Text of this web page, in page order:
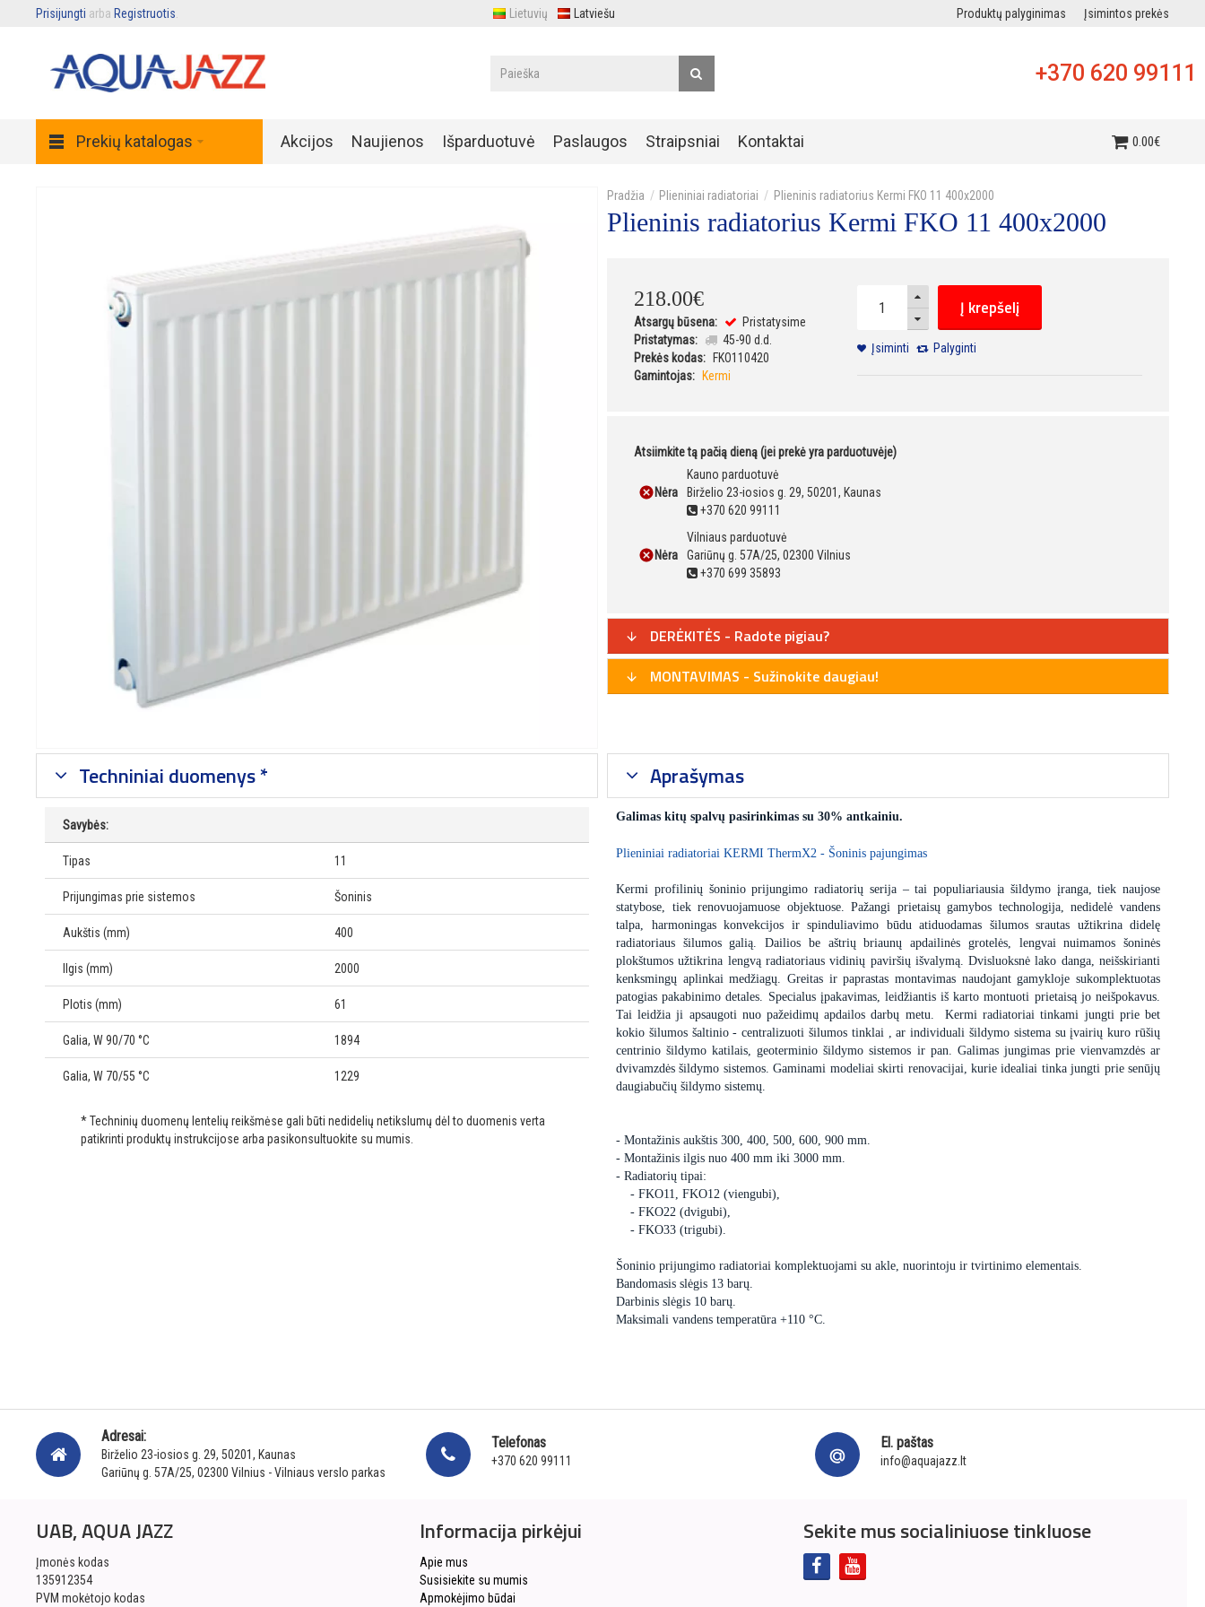
Prisijungti arba Registruotis Lietuvių Latviešu Produktų palyginimas Įsimintos prekės
+370 620 99111
Prekių katalogas Akcijos Naujienos Išparduotuvė Paslaugos Straipsniai Kontaktai 0.00€
Plieniniai radiatoriai Plieninis radiatorius Kermi FKO 11 400x2000
Plieninis radiatorius Kermi FKO 11 400x2000
218.00€
Atsargų būsena:
Pristatysime
Pristatymas:
45-90 d.d.
Prekės kodas:
FKO110420
Gamintojas:
Kermi
Į krepšelį
Įsiminti Palyginti
Atsiimkite tą pačią dieną (jei prekė yra parduotuvėje)
Nėra
Kauno parduotuvė
Birželio 23-iosios g. 29, 50201, Kaunas
+370 620 99111
Nėra
Vilniaus parduotuvė
Gariūnų g. 57A/25, 02300 Vilnius
+370 699 35893
DERĖKITĖS - Radote pigiau?
MONTAVIMAS - Sužinokite daugiau!
Techniniai duomenys *
Savybės:
Tipas 11
Prijungimas prie sistemos Šoninis
Aukštis (mm) 400
Ilgis (mm) 2000
Plotis (mm) 61
Galia, W 90/70 °C 1894
Galia, W 70/55 °C 1229
* Techninių duomenų lentelių reikšmėse gali būti nedidelių netikslumų dėl to duomenis verta
patikrinti produktų instrukcijose arba pasikonsultuokite su mumis.
Aprašymas
Galimas kitų spalvų pasirinkimas su 30% antkainiu.
Plieniniai radiatoriai KERMI ThermX2 - Šoninis pajungimas
Kermi profilinių šoninio prijungimo radiatorių serija – tai populiariausia šildymo įranga, tiek naujose
statybose, tiek renovuojamuose objektuose. Pažangi prietaisų gamybos technologija, nedidelė vandens
talpa, harmoningas konvekcijos ir spinduliavimo būdu atiduodamas šilumos srautas užtikrina didelę
radiatoriaus šilumos galią. Dailios be aštrių briaunų apdailinės grotelės, lengvai nuimamos šoninės
plokštumos užtikrina lengvą radiatoriaus vidinių paviršių išvalymą. Dvisluoksnė lako danga, neišskirianti
kenksmingų aplinkai medžiagų. Greitas ir paprastas montavimas naudojant gamykloje sukomplektuotas
patogias pakabinimo detales. Specialus įpakavimas, leidžiantis iš karto montuoti prietaisą jo neišpokavus.
Tai leidžia ji apsaugoti nuo pažeidimų apdailos darbų metu. Kermi radiatoriai tinkami jungti prie bet
kokio šilumos šaltinio - centralizuoti šilumos tinklai , ar individuali šildymo sistema su įvairių kuro rūšių
centrinio šildymo katilais, geoterminio šildymo sistemos ir pan. Galimas jungimas prie vienvamzdės ar
dvivamzdės šildymo sistemos. Gaminami modeliai skirti renovacijai, kurie idealiai tinka jungti prie senūjų
daugiabučių šildymo sistemų.
- Montažinis aukštis 300, 400, 500, 600, 900 mm.
- Montažinis ilgis nuo 400 mm iki 3000 mm.
- Radiatorių tipai:
- FKO11, FKO12 (viengubi),
- FKO22 (dvigubi),
- FKO33 (trigubi).
Šoninio prijungimo radiatoriai komplektuojami su akle, nuorintoju ir tvirtinimo elementais.
Bandomasis slėgis 13 barų.
Darbinis slėgis 10 barų.
Maksimali vandens temperatūra +110 °C.
Adresai:
Birželio 23-iosios g. 29, 50201, Kaunas
Gariūnų g. 57A/25, 02300 Vilnius - Vilniaus verslo parkas
Telefonas
+370 620 99111
El. paštas
info@aquajazz.lt
UAB, AQUA JAZZ
Įmonės kodas
135912354
PVM mokėtojo kodas
Informacija pirkėjui
Apie mus
Susisiekite su mumis
Apmokėjimo būdai
Sekite mus socialiniuose tinkluose